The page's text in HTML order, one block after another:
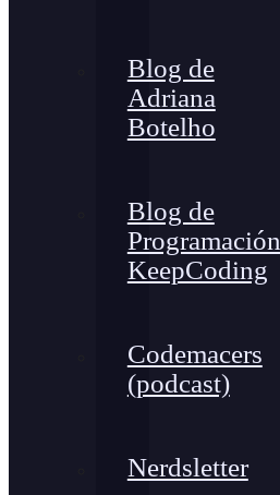
Blog de
Adriana
Botelho
Blog de
Programación
KeepCoding
Codemacers
(podcast)
Nerdsletter